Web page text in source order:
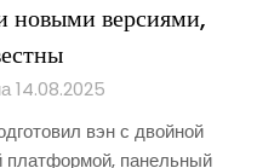
новыми версиями,
14.08.2025
вэн с двойной
платформой, панельный